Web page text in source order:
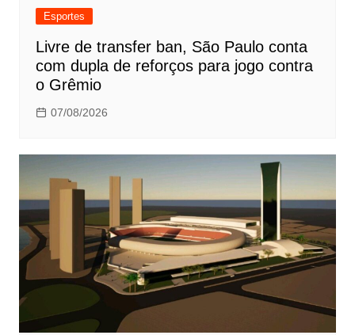
Esportes
Livre de transfer ban, São Paulo conta
com dupla de reforços para jogo contra
o Grêmio
07/08/2026